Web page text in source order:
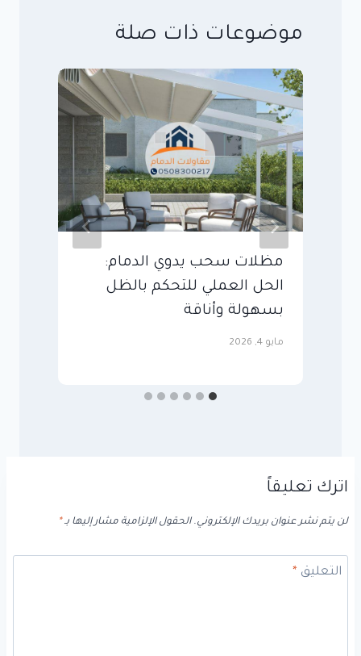
موضوعات ذات صلة
مظلات سحب يدوي الدمام:
الحل العملي للتحكم بالظل
بسهولة وأناقة
مايو 4, 2026
اترك تعليقاً
لن يتم نشر عنوان بريدك الإلكتروني. الحقول الإلزامية مشار إليها بـ*
التعليق*